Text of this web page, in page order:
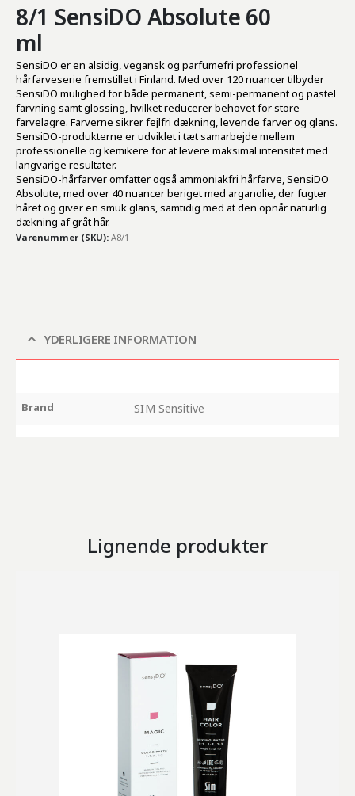
8/1 SensiDO Absolute 60
ml
SensiDO er en alsidig, vegansk og parfumefri professionel
hårfarveserie fremstillet i Finland. Med over 120 nuancer tilbyder
SensiDO mulighed for både permanent, semi-permanent og pastel
farvning samt glossing, hvilket reducerer behovet for store
farvelagre. Farverne sikrer fejlfri dækning, levende farver og glans.
SensiDO-produkterne er udviklet i tæt samarbejde mellem
professionelle og kemikere for at levere maksimal intensitet med
langvarige resultater.
SensiDO-hårfarver omfatter også ammoniakfri hårfarve, SensiDO
Absolute, med over 40 nuancer beriget med arganolie, der fugter
håret og giver en smuk glans, samtidig med at den opnår naturlig
dækning af gråt hår.
Varenummer (SKU): A8/1
YDERLIGERE INFORMATION
Brand SIM Sensitive
Lignende produkter